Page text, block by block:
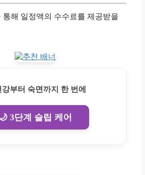
통해 일정액의 수수료를 제공받을
강부터 숙면까지 한 번에
🌙 3단계 슬립 케어